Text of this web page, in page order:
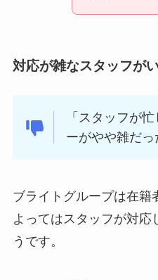
対応が雑なスタッフが
「スタッフが
ーがやや雑だっ
ブライトグループは在籍
よってはスタッフが対応
うです。